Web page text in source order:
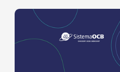
o ciclo 2021/22, o Plano conta com
rural para todas as rubricas.
de política pública favorece o setor
o papel do cooperativismo para
possibilitem bons resultados para